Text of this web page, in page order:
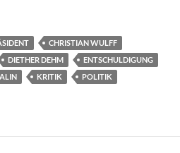
CHRISTIAN WULFF
DIETHER DEHM
ENTSCHULDIGUNG
KRITIK
POLITIK